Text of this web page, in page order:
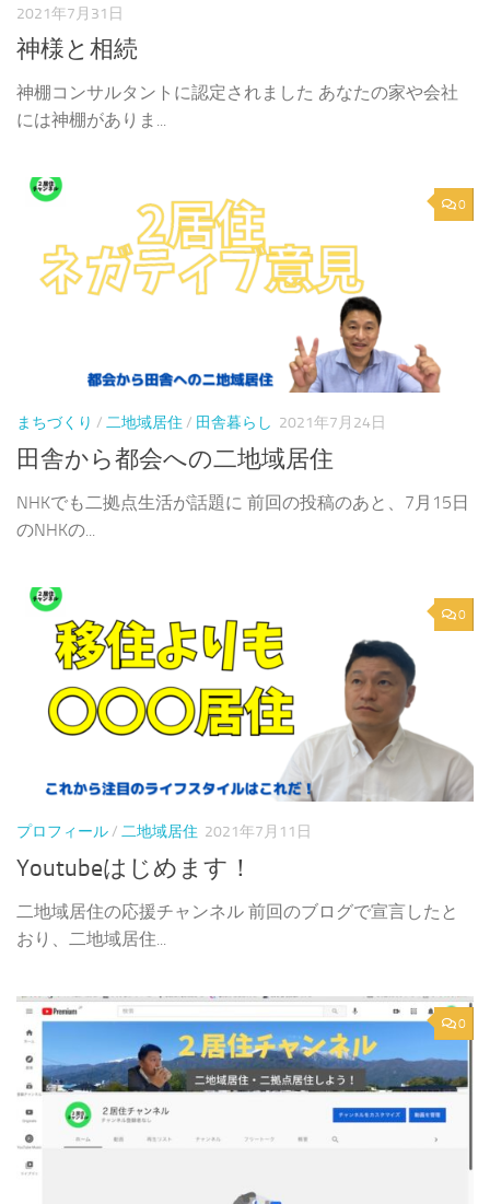
2021年7月31日
神様と相続
神棚コンサルタントに認定されました あなたの家や会社
には神棚がありま...
0
まちづくり / 二地域居住 / 田舎暮らし 2021年7月24日
田舎から都会への二地域居住
NHKでも二拠点生活が話題に 前回の投稿のあと、7月15日
のNHKの...
0
プロフィール/ 二地域居住 2021年7月11日
Youtubeはじめます！
二地域居住の応援チャンネル 前回のブログで宣言したと
おり、二地域居住...
0